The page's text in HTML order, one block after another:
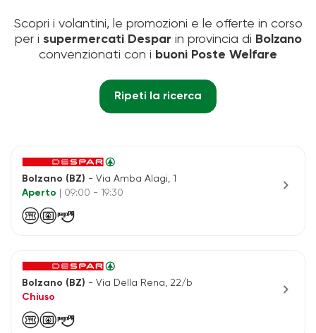
Scopri i volantini, le promozioni e le offerte in corso
per i supermercati Despar in provincia di Bolzano
convenzionati con i buoni Poste Welfare
Ripeti la ricerca
Bolzano (BZ) - Via Amba Alagi, 1
Aperto
| 09:00 - 19:30 chevron_right
Bolzano (BZ) - Via Della Rena, 22/b
Chiuso
chevron_right